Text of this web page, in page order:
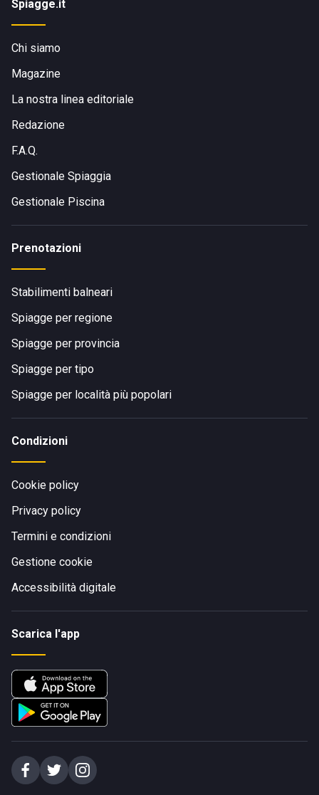
Spiagge.it
Chi siamo
Magazine
La nostra linea editoriale
Redazione
F.A.Q.
Gestionale Spiaggia
Gestionale Piscina
Prenotazioni
Stabilimenti balneari
Spiagge per regione
Spiagge per provincia
Spiagge per tipo
Spiagge per località più popolari
Condizioni
Cookie policy
Privacy policy
Termini e condizioni
Gestione cookie
Accessibilità digitale
Scarica l'app